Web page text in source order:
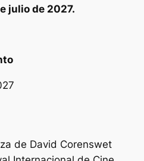
julio de 2027.